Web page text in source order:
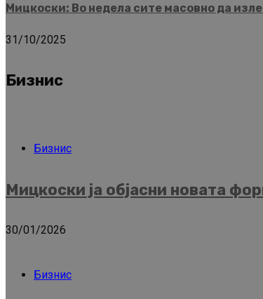
Мицкоски: Во недела сите масовно да
31/10/2025
Бизнис
Бизнис
Мицкоски ја објасни новата
30/01/2026
Бизнис